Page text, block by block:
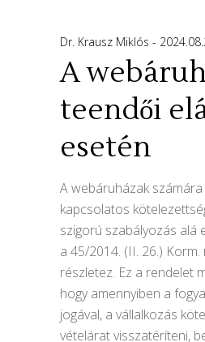
Dr. Krausz Miklós
A
teendői
esetén
A webáruházak számára
kapcsolatos
szigorú szabályozás alá
a 45/2014. (II. 26.)
részletez. Ez a rendelet
hogy amennyiben a
jogával, a vállalkozás
vételárat visszatéríteni,